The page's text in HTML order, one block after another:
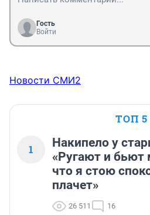
Гость
Войти
Новости СМИ2
ТОП 5
1
Накипело у
«Ругают и бьют
что я стою
плачет»
26 511 16